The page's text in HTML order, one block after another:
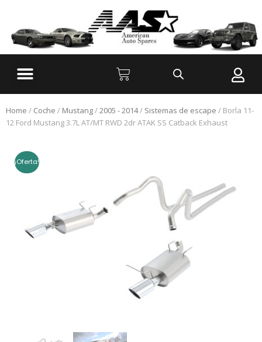
Home / Coche / Mustang/2005 - 2014/ Sistemas de escape / Borla 11-
12 Ford Mustang 3.7L AT/MT RWD 2dr ATAK SS Catback Exhaust
¡Oferta!